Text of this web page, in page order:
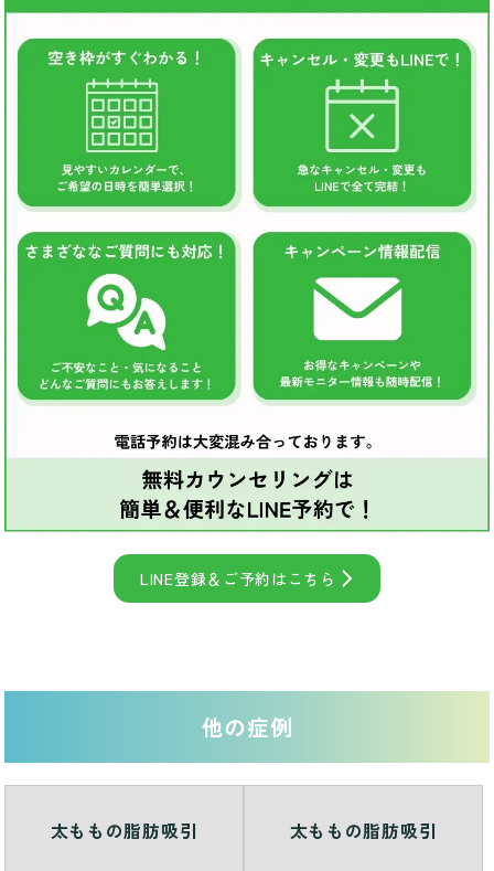
LINE登録＆ご予約はこちら
他の症例
太ももの脂肪吸引 太ももの脂肪吸引